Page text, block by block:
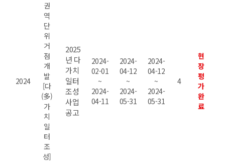
2024
권
역
단
위
거
점
개
발
[다
(多)
가
치
일
터
조
성]
2025
년 다
가치
일터
조성
사업
공고
2024-
02-01
~
2024-
04-11
2024-
04-12
~
2024-
05-31
2024-
04-12
~
2024-
05-31
4
현
장
평
가
완
료